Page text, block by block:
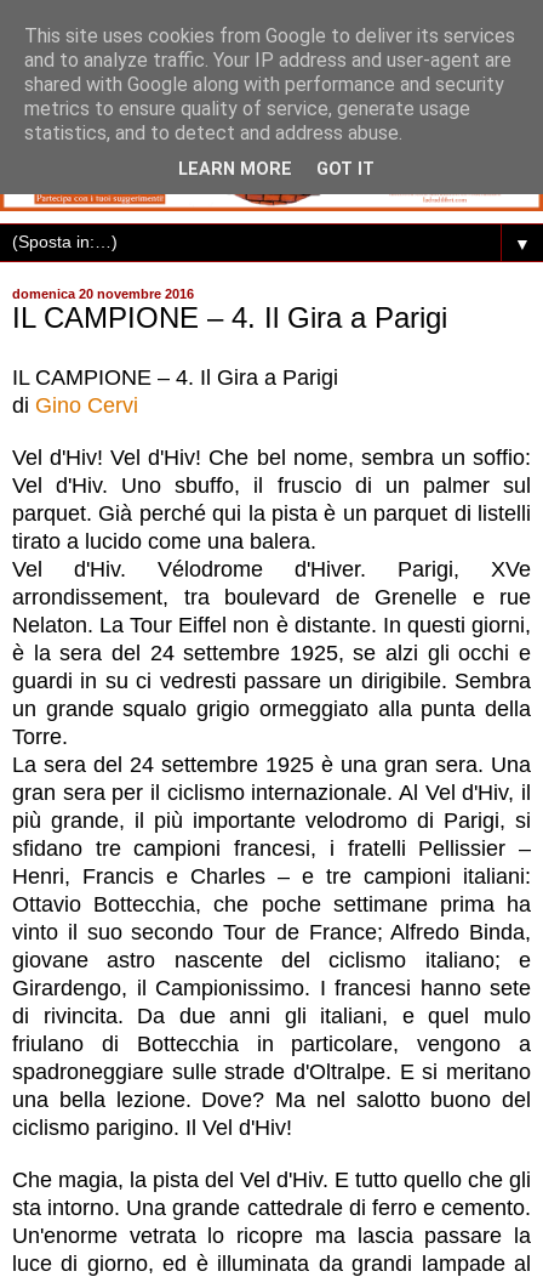
▼
domenica 20 novembre 2016
IL CAMPIONE – 4. Il Gira a Parigi
IL CAMPIONE – 4. Il Gira a Parigi
di Gino Cervi
Vel d'Hiv! Vel d'Hiv! Che bel nome, sembra un soffio:
Vel d'Hiv. Uno sbuffo, il fruscio di un palmer sul
parquet. Già perché qui la pista è un parquet di listelli
tirato a lucido come una balera.
Vel d'Hiv. Vélodrome d'Hiver. Parigi, XVe
arrondissement, tra boulevard de Grenelle e rue
Nelaton. La Tour Eiffel non è distante. In questi giorni,
è la sera del 24 settembre 1925, se alzi gli occhi e
guardi in su ci vedresti passare un dirigibile. Sembra
un grande squalo grigio ormeggiato alla punta della
Torre.
La sera del 24 settembre 1925 è una gran sera. Una
gran sera per il ciclismo internazionale. Al Vel d'Hiv, il
più grande, il più importante velodromo di Parigi, si
sfidano tre campioni francesi, i fratelli Pellissier –
Henri, Francis e Charles – e tre campioni italiani:
Ottavio Bottecchia, che poche settimane prima ha
vinto il suo secondo Tour de France; Alfredo Binda,
giovane astro nascente del ciclismo italiano; e
Girardengo, il Campionissimo. I francesi hanno sete
di rivincita. Da due anni gli italiani, e quel mulo
friulano di Bottecchia in particolare, vengono a
spadroneggiare sulle strade d'Oltralpe. E si meritano
una bella lezione. Dove? Ma nel salotto buono del
ciclismo parigino. Il Vel d'Hiv!
Che magia, la pista del Vel d'Hiv. E tutto quello che gli
sta intorno. Una grande cattedrale di ferro e cemento.
Un'enorme vetrata lo ricopre ma lascia passare la
luce di giorno, ed è illuminata da grandi lampade al
This site uses cookies from Google to deliver its services
and to analyze traffic. Your IP address and user-agent are
shared with Google along with performance and security
metrics to ensure quality of service, generate usage
statistics, and to detect and address abuse.
LEARN MORE GOT IT